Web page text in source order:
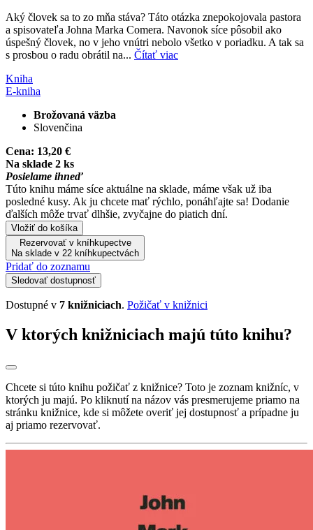
Aký človek sa to zo mňa stáva? Táto otázka znepokojovala pastora
a spisovateľa Johna Marka Comera. Navonok síce pôsobil ako
úspešný človek, no v jeho vnútri nebolo všetko v poriadku. A tak sa
s prosbou o radu obrátil na... Čítať viac
Kniha
E-kniha
Brožovaná väzba
Slovenčina
Cena: 13,20 €
Na sklade 2 ks
Posielame ihneď
Túto knihu máme síce aktuálne na sklade, máme však už iba
posledné kusy. Ak ju chcete mať rýchlo, ponáhľajte sa! Dodanie
ďalších môže trvať dlhšie, zvyčajne do piatich dní.
Vložiť do košíka
Rezervovať v kníhkupectve
Na sklade v 22 kníhkupectvách
Pridať do zoznamu
Sledovať dostupnosť
Dostupné v 7 knižniciach. Požičať v knižnici
V ktorých knižniciach majú túto knihu?
Chcete si túto knihu požičať z knižnice? Toto je zoznam knižníc, v
ktorých ju majú. Po kliknutí na názov vás presmerujeme priamo na
stránku knižnice, kde si môžete overiť jej dostupnosť a prípadne ju
aj priamo rezervovať.